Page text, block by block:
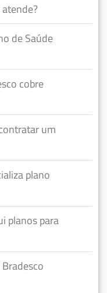
de Saúde
cobre
um
plano
planos para